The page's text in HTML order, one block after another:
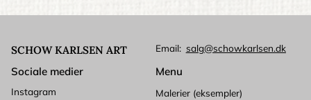
SCHOW KARLSEN ART Email salg@schowkarlsen.dk
Menu
Malerier (eksempler)
Sociale medier
Instagram